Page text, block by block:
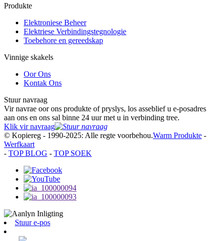
Produkte
Elektroniese Beheer
Elektriese Verbindingstegnologie
Toebehore en gereedskap
Vinnige skakels
Oor Ons
Kontak Ons
Stuur navraag
Vir navrae oor ons produkte of pryslys, los asseblief u e-posadres
aan ons en ons sal binne 24 uur met u in verbinding tree.
Klik vir navraag
© Kopiereg - 1990-2025: Alle regte voorbehou.Warm Produkte -
Werfkaart
- TOP BLOG - TOP SOEK
Stuur e-pos